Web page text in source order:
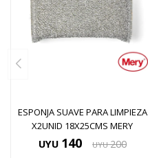
ESPONJA SUAVE PARA LIMPIEZA
X2UNID 18X25CMS MERY
UYU 140 UYU 200